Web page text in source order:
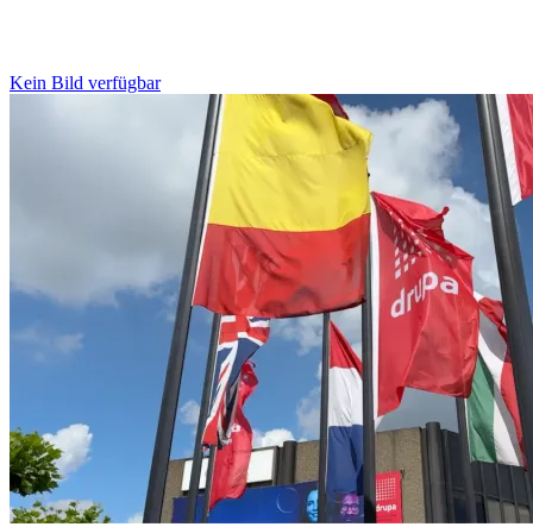
Kein Bild verfügbar